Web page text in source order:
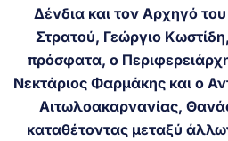
Δένδια και τον Αρχηγό του
Στρατού, Γεώργιο
πρόσφατα, ο
Νεκτάριος Φαρμάκης και ο
Αιτωλοακαρνανίας,
καταθέτοντας μεταξύ